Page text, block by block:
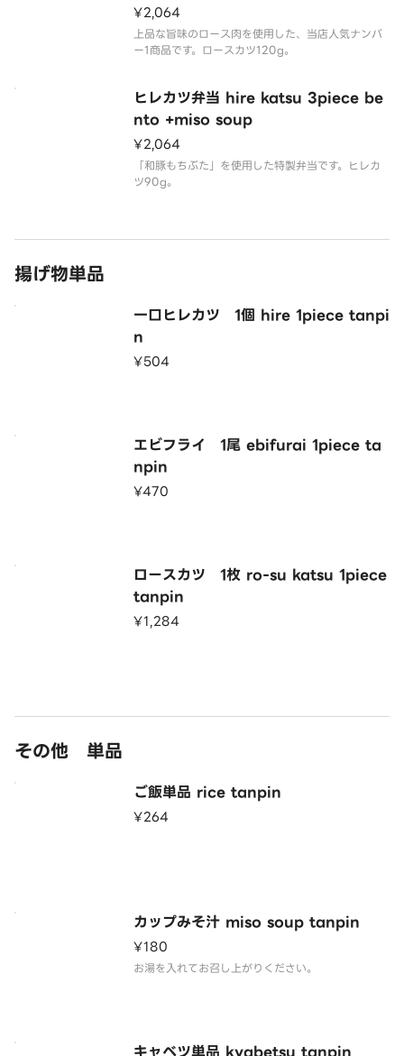
¥2,064
上品な旨味のロース肉を使用した、当店人気ナンバ
ヒレカツ弁当 hire katsu 3piece be
nto +miso soup
¥2,064
「和豚もちぶた」を使用した特製弁当です。ヒレカ
揚げ物単品
一口ヒレカツ 1個 hire 1piece tanpi
n
¥504
エビフライ 1尾 ebifurai 1piece ta
npin
¥470
ロースカツ 1枚 ro-su katsu 1piece
tanpin
¥1,284
その他 単品
ご飯単品 rice tanpin
¥264
カップみそ汁 miso soup tanpin
¥180
お湯を入れてお召し上がりください。